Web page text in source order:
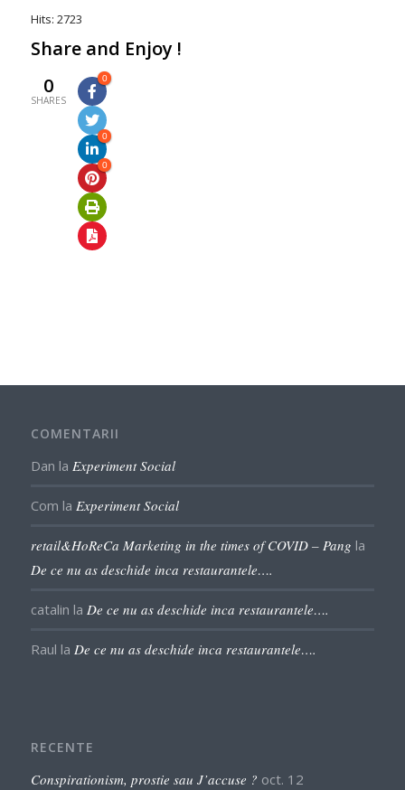
Hits: 2723
Share and Enjoy !
0
SHARES
0
0
0
COMENTARII
Dan la Experiment Social
Com la Experiment Social
retail&HoReCa Marketing in the times of COVID – Pang la
De ce nu as deschide inca restaurantele….
catalin la De ce nu as deschide inca restaurantele….
Raul la De ce nu as deschide inca restaurantele….
RECENTE
Conspirationism, prostie sau J’accuse ? oct. 12